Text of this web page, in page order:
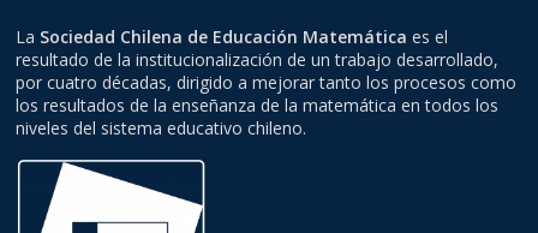
La Sociedad Chilena de Educación Matemática es el
resultado de la institucionalización de un trabajo desarrollado,
por cuatro décadas, dirigido a mejorar tanto los procesos como
los resultados de la enseñanza de la matemática en todos los
niveles del sistema educativo chileno.